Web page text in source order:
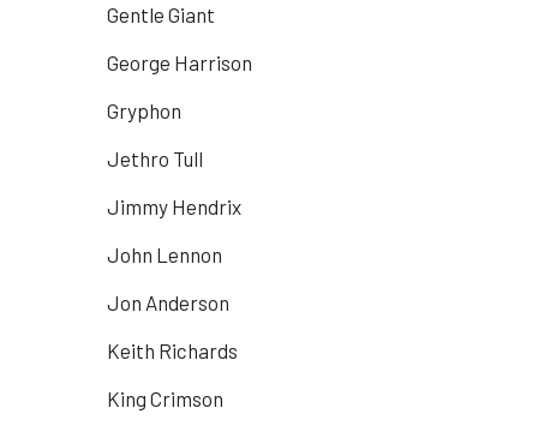
Gentle Giant
George Harrison
Gryphon
Jethro Tull
Jimmy Hendrix
John Lennon
Jon Anderson
Keith Richards
King Crimson